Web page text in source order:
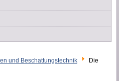
und Beschattungstechnik
Die